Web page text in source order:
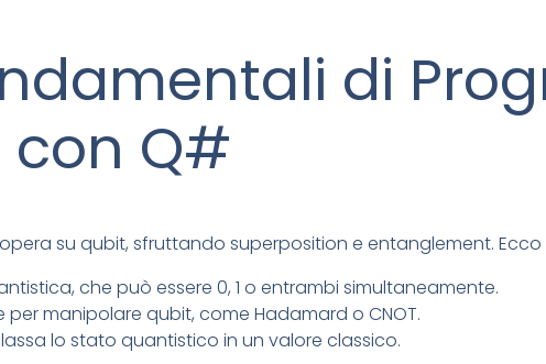
di
Q#
su qubit, sfruttando superposition e entanglement. Ecco
che può essere 0, 1 o entrambi simultaneamente.
per manipolare qubit, come Hadamard o CNOT.
lo stato quantistico in un valore classico.